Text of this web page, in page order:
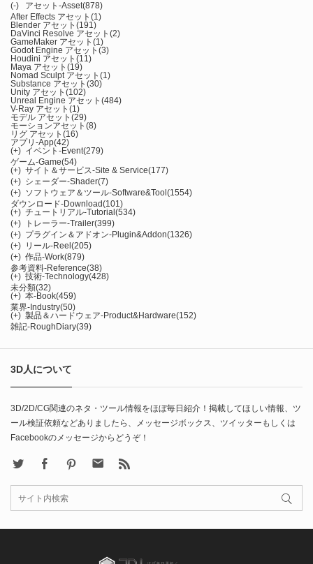
(-) アセット-Asset(878)
After Effects アセット (1)
Blender アセット (191)
DaVinci Resolve アセット (2)
GameMaker アセット (1)
Godot Engine アセット (3)
Houdini アセット (11)
Maya アセット (19)
Nomad Sculpt アセット (1)
Substance アセット (30)
Unity アセット (102)
Unreal Engine アセット (484)
V-Ray アセット (1)
モデル アセット (29)
モーションアセット (8)
リグ アセット (16)
アプリ-App(42)
(+) イベント-Event(279)
ゲーム-Game(54)
(+) サイト＆サービス-Site & Service(177)
(+) シェーダー-Shader(7)
(+) ソフトウェア＆ツール-Software&Tool (1554)
ダウンロード-Download(101)
(+) チュートリアル-Tutorial (534)
(+)
トレーラー-Trailer(399)
(+) プラグイン＆アドオン-Plugin&Addon(1326)
(+) リール-Reel (205)
(+) 作品-Work(879)
参考資料-Reference(38)
(+) 技術-Technology(428)
未分類(32)
(+) 本-Book(459)
業界-Industry(50)
(+) 製品＆ハードウェア-Product&Hardware(152)
雑記-RoughDiary(39)
3D人について
3D/2D/CG関連のネタ・ツール情報をほぼ毎日紹介！掲載してほしい情報、ツ
ール検証依頼などありましたら、メッセージボックス、ツイッターもしくは
Facebookのメッセージからどうぞ！
FacebookPinterest Contact